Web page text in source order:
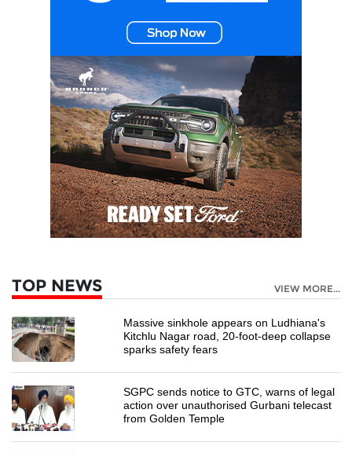
TOP NEWS VIEW MORE...
Massive sinkhole appears on Ludhiana's
Kitchlu Nagar road, 20-foot-deep collapse
sparks safety fears
SGPC sends notice to GTC, warns of legal
action over unauthorised Gurbani telecast
from Golden Temple